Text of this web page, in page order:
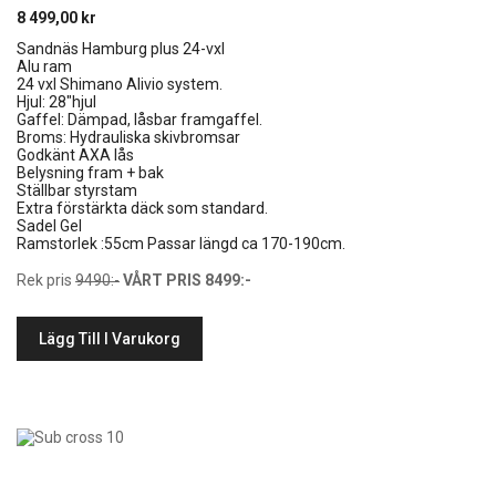
8 499,00 kr
Sandnäs Hamburg plus 24-vxl
Alu ram
24 vxl Shimano Alivio system.
Hjul: 28″hjul
Gaffel: Dämpad, låsbar framgaffel.
Broms: Hydrauliska skivbromsar
Godkänt AXA lås
Belysning fram + bak
Ställbar styrstam
Extra förstärkta däck som standard.
Sadel Gel
Ramstorlek :55cm Passar längd ca 170-190cm.
Rek pris 9490:-VÅRT PRIS 8499:-
Lägg Till I Varukorg